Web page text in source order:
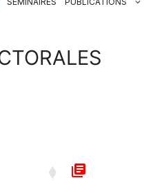
library_books